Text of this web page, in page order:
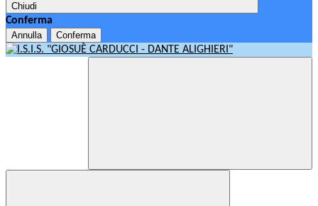
Chiudi
Conferma
Annulla Conferma